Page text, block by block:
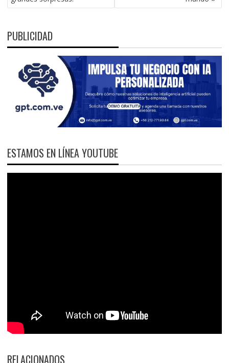
PUBLICIDAD
ESTAMOS EN LÍNEA YOUTUBE
RELACIONADOS